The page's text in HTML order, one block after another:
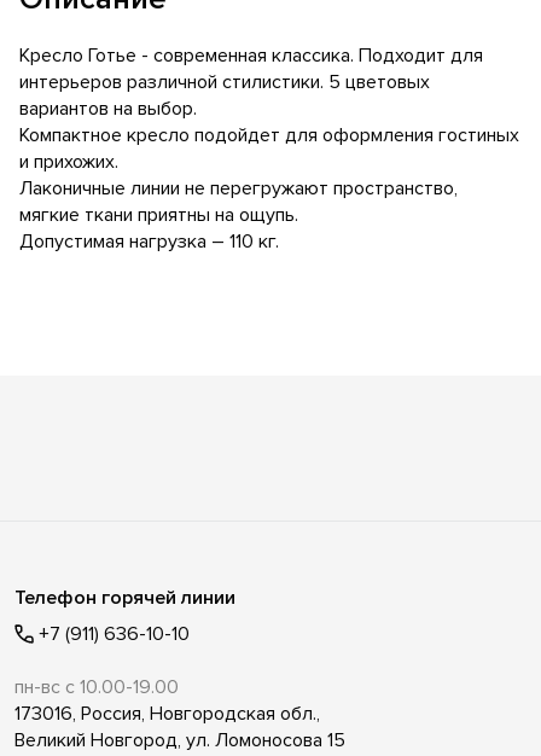
Кресло Готье - современная классика. Подходит для
интерьеров различной стилистики. 5 цветовых
вариантов на выбор.
Компактное кресло подойдет для оформления гостиных
и прихожих.
Лаконичные линии не перегружают пространство,
мягкие ткани приятны на ощупь.
Допустимая нагрузка – 110 кг.
Телефон горячей линии
+7 (911) 636-10-10
пн-вс с 10.00-19.00
173016, Россия, Новгородская обл.,
Великий Новгород, ул. Ломоносова 15